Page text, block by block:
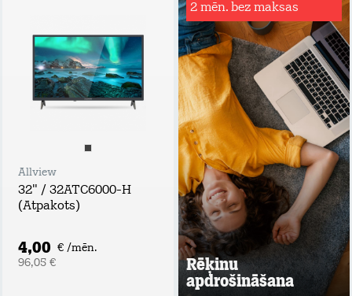
Allview
32" / 32ATC6000-H
(Atpakots)
4,00 € /mēn.
96,05 €
2 mēn. bez maksas
Rēķinu
apdrošināšana
Rēķinu
apdrošināšana
Tavs atbalsta plecs
bezdarba vai
ilgstošas darba
nespējas gadījumā!
Apdrošināšanas
summa: rēķina
summas apmērs,
nepārsniedzot 60
EUR / mēn.;
Maksimālais
atlīdzības periods
līdz 6 mēnešiem;
Maksimālā
atlīdzības summa:
līdz 360 EUR.
Uzzināt vairāk